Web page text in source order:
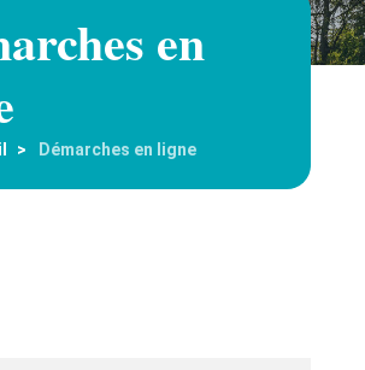
en
> Démarches en ligne